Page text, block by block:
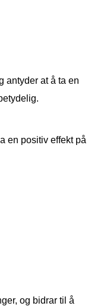
antyder at å ta en
en positiv effekt på
og bidrar til å